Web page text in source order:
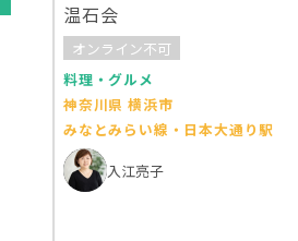
温石会
オンライン不可
料理・グルメ
神奈川県 横浜市
みなとみらい線・日本大通り駅
入江亮子